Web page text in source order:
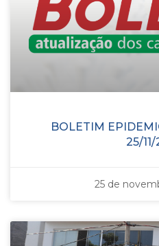
BOLETIM
25/11/
25 de